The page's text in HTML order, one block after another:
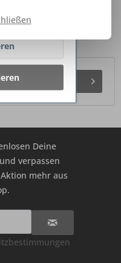
Deine
verpassen
mehr aus